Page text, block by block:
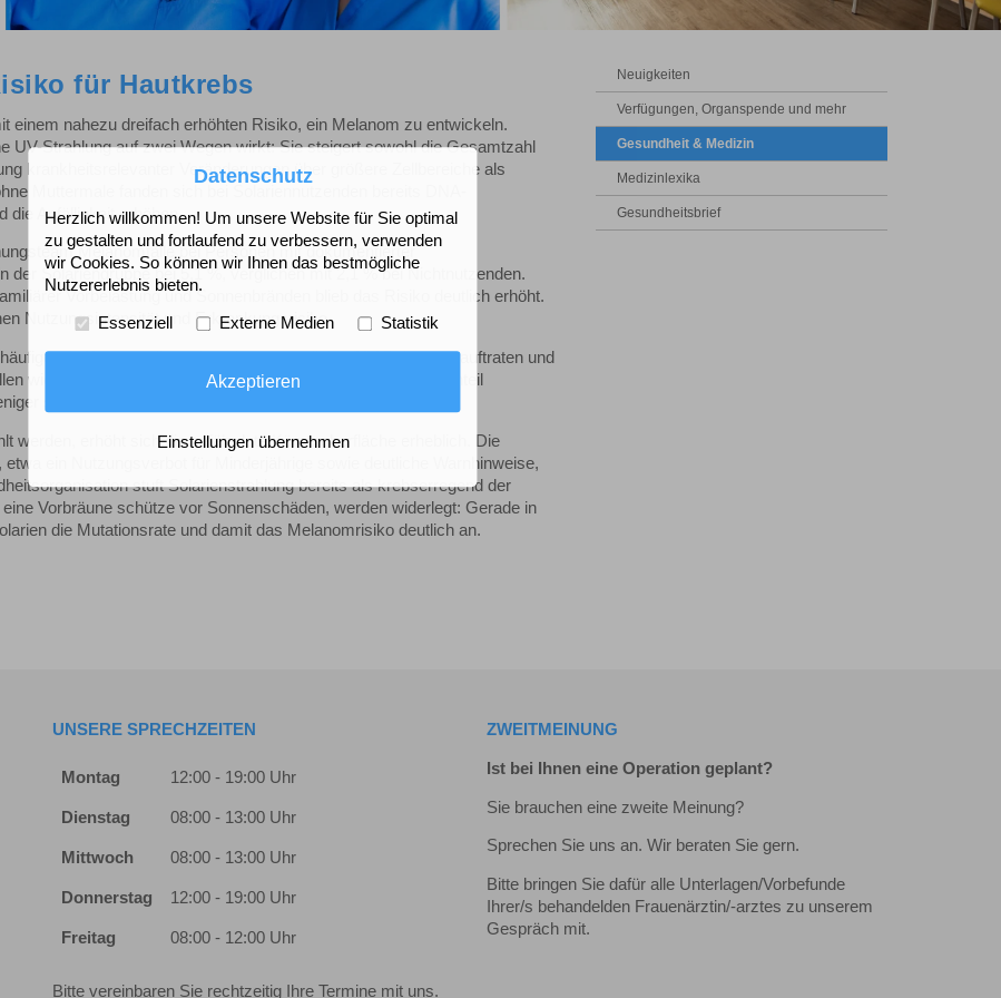
für Hautkrebs
einem nahezu dreifach erhöhten Risiko, ein Melanom zu entwickeln.
UV-Strahlung auf zwei Wegen wirkt: Sie steigert sowohl die Gesamtzahl
krankheitsrelevanter Veränderungen über größere Zellbereiche als
Muttermale fanden sich bei Solariennutzenden bereits DNA-
die Anfälligkeit erhöhen.
Melanomfälle bei Personen mit dokumentierter
der Solariengruppe bei 5,1 %, verglichen mit 2,1 % bei Nichtnutzenden.
Vorbelastung und Sonnenbränden blieb das Risiko deutlich erhöht.
Nutzungsintensität und Erkrankungsrisiko.
an Körperstellen mit geringer natürlicher UV-Belastung auftraten und
wiesen insgesamt mehr Mutationen sowie einen höheren Anteil
sonnenexponierten Bereichen wie dem unteren Rücken.
werden, erhöht sich die gefährdete Körperoberfläche erheblich. Die
ein Nutzungsverbot für Minderjährige sowie deutliche Warnhinweise,
stuft Solarienstrahlung bereits als krebserregend der
Vorbräune schütze vor Sonnenschäden, werden widerlegt: Gerade in
die Mutationsrate und damit das Melanomrisiko deutlich an.
Neuigkeiten
Verfügungen, Organspende und mehr
Gesundheit & Medizin
Medizinlexika
Gesundheitsbrief
UNSERE SPRECHZEITEN
Montag 12:00 - 19:00 Uhr
Dienstag 08:00 - 13:00 Uhr
Mittwoch 08:00 - 13:00 Uhr
Donnerstag 12:00 - 19:00 Uhr
Freitag 08:00 - 12:00 Uhr
Bitte vereinbaren Sie rechtzeitig Ihre Termine mit uns.
ZWEITMEINUNG
Ist bei Ihnen eine Operation geplant?
Sie brauchen eine zweite Meinung?
Sprechen Sie uns an. Wir beraten Sie gern.
Bitte bringen Sie dafür alle Unterlagen/Vorbefunde
Ihrer/s behandelden Frauenärztin/-arztes zu unserem
Gespräch mit.
Datenschutz
Herzlich willkommen! Um unsere Website für Sie optimal
zu gestalten und fortlaufend zu verbessern, verwenden
wir Cookies. So können wir Ihnen das bestmögliche
Nutzererlebnis bieten.
Essenziell Externe Medien Statistik
Akzeptieren
Einstellungen übernehmen